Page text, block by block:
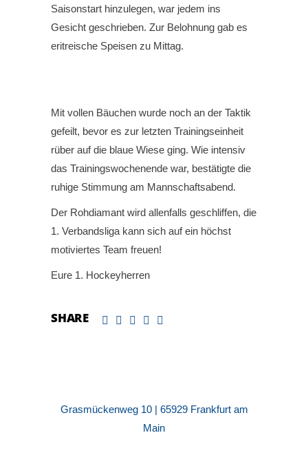
Saisonstart hinzulegen, war jedem ins
Gesicht geschrieben. Zur Belohnung gab es
eritreische Speisen zu Mittag.
Mit vollen Bäuchen wurde noch an der Taktik
gefeilt, bevor es zur letzten Trainingseinheit
rüber auf die blaue Wiese ging. Wie intensiv
das Trainingswochenende war, bestätigte die
ruhige Stimmung am Mannschaftsabend.
Der Rohdiamant wird allenfalls geschliffen, die
1. Verbandsliga kann sich auf ein höchst
motiviertes Team freuen!
Eure 1. Hockeyherren
SHARE
Grasmückenweg 10 | 65929 Frankfurt am
Main